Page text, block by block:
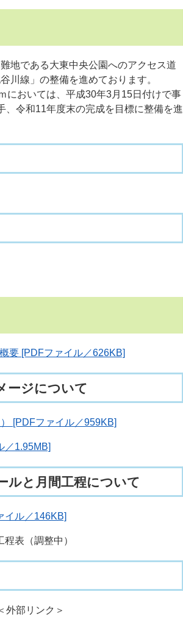
地である大東中央公園へのアクセス道
川線」の整備を進めております。
おいては、平成30年3月15日付けで事
令和11年度末の完成を目標に整備を進
要 [PDFファイル／626KB]
ージについて
[PDFファイル／959KB]
／1.95MB]
ルと月間工程について
イル／146KB]
表（調整中）
外部リンク＞